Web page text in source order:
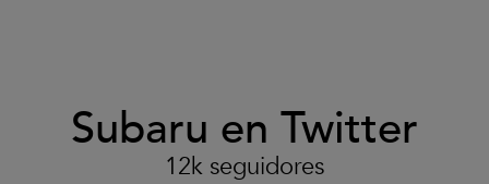
Subaru en Twitter
12k seguidores